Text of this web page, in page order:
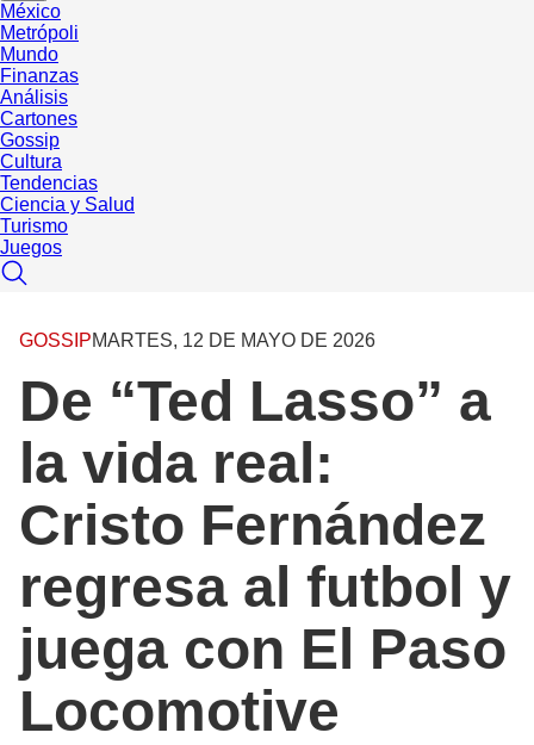
México
Metrópoli
Mundo
Finanzas
Análisis
Cartones
Gossip
Cultura
Tendencias
Ciencia y Salud
Turismo
Juegos
GOSSIPMARTES, 12 DE MAYO DE 2026
De “Ted Lasso” a
la vida real:
Cristo Fernández
regresa al futbol y
juega con El Paso
Locomotive